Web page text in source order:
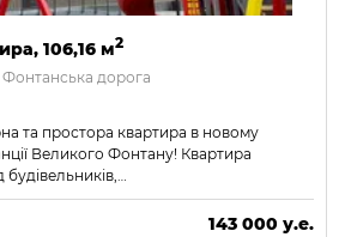
106,16 м2
дорога
та простора квартира в новому
Великого Фонтану! Квартира
будівельників,…
143 000 у.е.